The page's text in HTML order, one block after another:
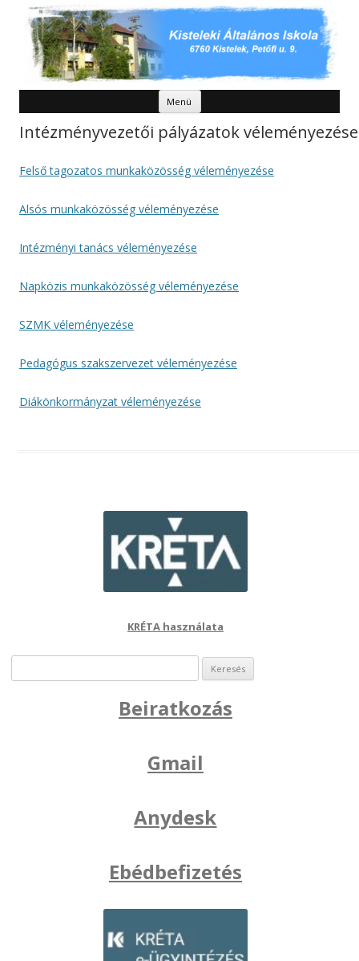
Menü Kilépés a tartalomba
Intézményvezetői pályázatok véleményezése
Felső tagozatos munkaközösség véleményezése
Alsós munkaközösség véleményezése
Intézményi tanács véleményezése
Napközis munkaközösség véleményezése
SZMK véleményezése
Pedagógus szakszervezet véleményezése
Diákönkormányzat véleményezése
KRÉTA használata
Beiratkozás
Gmail
Anydesk
Ebédbefizetés